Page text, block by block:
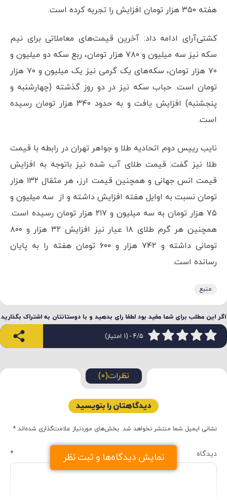
هفته ۳۵۰ هزار تومان افزایش را تجربه کرده است.
کشتی‌آرای ادامه داد: آخرین قیمت‌های معاملاتی برای نیم
سکه نیز سه میلیون و ۷۸۰ هزار تومان، ربع سکه دو میلیون و
۷۰ هزار تومان، سکه‌های یک گرمی نیز یک میلیون و ۷۰ هزار
تومان است. حباب سکه نیز در دو روز گذشته (چهارشنبه و
پنجشنبه) افزایش یافت و به حدود ۳۴۰ هزار تومان رسیده
است.
نایب رییس دوم اتحادیه طلا و جواهر تهران در رابطه با قیمت
طلا نیز گفت: قیمت طلای آب شده نیز باتوجه به افزایش
قیمت انس جهانی و همچنین قیمت ارز، هر مثقال ۱۳۲ هزار
تومان نسبت به اوایل هفته افزایش داشته و از سه میلیون و
۷۵ هزار تومان به سه میلیون و ۲۱۷ هزار تومان رسیده است.
همچنین هر گرم طلای ۱۸ عیار نیز افزایش ۳۲ هزار و ۸۰۰
تومانی داشته و ۷۴۲ هزار و ۶۰۰ تومان هفته را به پایان
رسانده است.
منبع
اگر این مطلب برای شما مفید بود لطفا رای بدهید و با دوستانتان به اشتراک بگذارید
4/5 - (1 امتیاز)
نمایش دیدگاه‌ها و ثبت نظر
نظرات(0)
دیدگاهتان را بنویسید
نشانی ایمیل شما منتشر نخواهد شد. بخش‌های موردنیاز علامت‌گذاری شده‌اند *
دیدگاه *